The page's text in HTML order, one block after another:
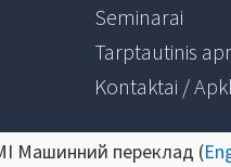
Seminarai
Tarptautinis
Kontaktai /
Машинний переклад (